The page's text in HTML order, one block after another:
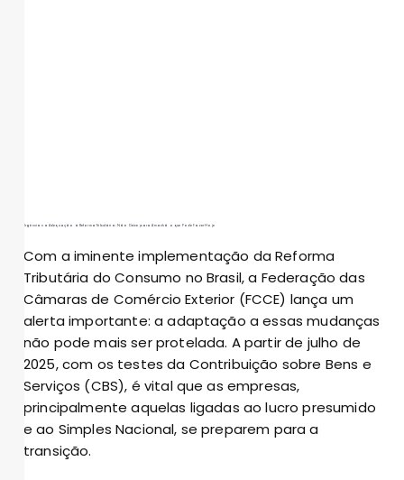
Urgência na Adequação à Reforma Tributária: Não Deixe para Amanhã o que Pode Fazer Hoje
Com a iminente implementação da Reforma
Tributária do Consumo no Brasil, a Federação das
Câmaras de Comércio Exterior (FCCE) lança um
alerta importante: a adaptação a essas mudanças
não pode mais ser protelada. A partir de julho de
2025, com os testes da Contribuição sobre Bens e
Serviços (CBS), é vital que as empresas,
principalmente aquelas ligadas ao lucro presumido
e ao Simples Nacional, se preparem para a
transição.